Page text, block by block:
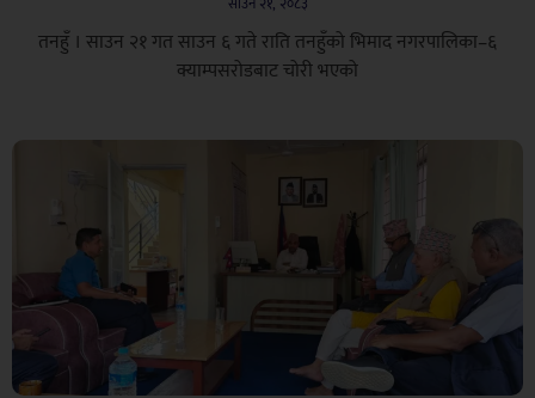
तनहुँ । साउन २१ गत साउन ६ गते राति तनहुँको भिमाद नगरपालिका–६
क्याम्पसरोडबाट चोरी भएको